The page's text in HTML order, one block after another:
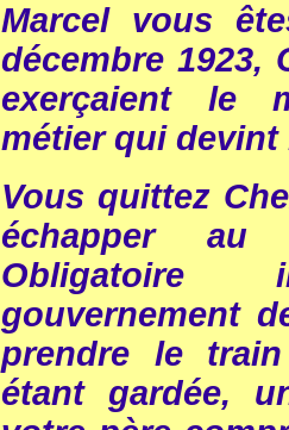
Marcel vous
décembre 1923,
exerçaient le
métier qui devint
Vous quittez
échapper au
gouvernement
prendre le
étant gardée,